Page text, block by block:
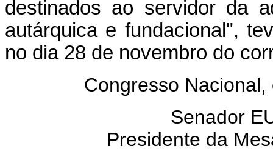
destinados ao servidor da
autárquica e fundacional",
no dia 28 de novembro do
Congresso
Senador
Presidente da